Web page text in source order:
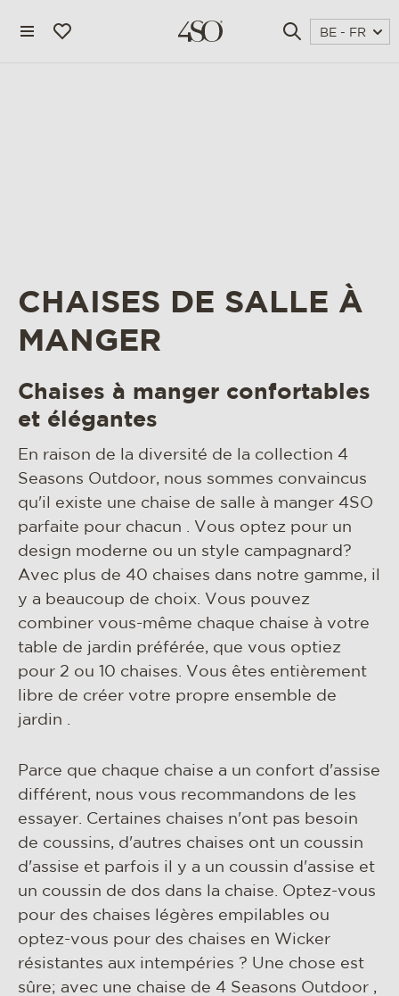
4 seasons outdoor
magazine
matériaux et entretien
BE - FR
CHAISES DE SALLE À
MANGER
Chaises à manger confortables
et élégantes
En raison de la diversité de la collection 4
Seasons Outdoor, nous sommes convaincus
qu'il existe une chaise de salle à manger 4SO
parfaite pour chacun . Vous optez pour un
design moderne ou un style campagnard?
Avec plus de 40 chaises dans notre gamme, il
y a beaucoup de choix. Vous pouvez
combiner vous-même chaque chaise à votre
table de jardin préférée, que vous optiez
pour 2 ou 10 chaises. Vous êtes entièrement
libre de créer votre propre ensemble de
jardin .
Parce que chaque chaise a un confort d'assise
différent, nous vous recommandons de les
essayer. Certaines chaises n'ont pas besoin
de coussins, d'autres chaises ont un coussin
d'assise et parfois il y a un coussin d'assise et
un coussin de dos dans la chaise. Optez-vous
pour des chaises légères empilables ou
optez-vous pour des chaises en Wicker
résistantes aux intempéries ? Une chose est
sûre; avec une chaise de 4 Seasons Outdoor ,